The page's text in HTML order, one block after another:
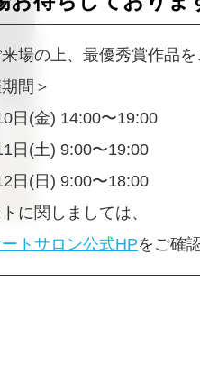
場の上、最優秀賞作品を
間＞
日(金) 14:00〜19:00
日(土) 9:00〜19:00
日(日) 9:00〜18:00
に関しましては、
トサロン公式HPをご確